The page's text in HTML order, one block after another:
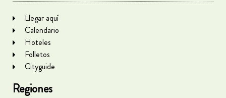
Llegar aquí
Calendario
Hoteles
Folletos
Cityguide
Regiones